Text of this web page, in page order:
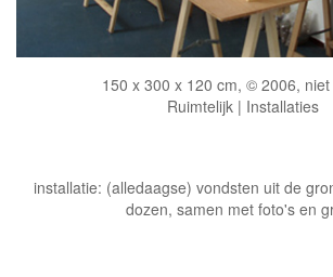
150 x 300 x 120 cm, © 2006,
Ruimtelijk | Installaties
installatie: (alledaagse) vondsten uit de
dozen, samen met foto's en